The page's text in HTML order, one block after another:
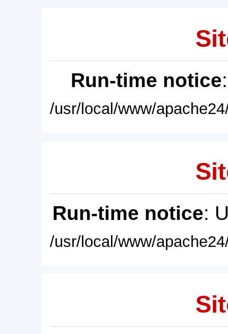
Run-time notice
/usr/local/www/
Run-time notice:
/usr/local/www/